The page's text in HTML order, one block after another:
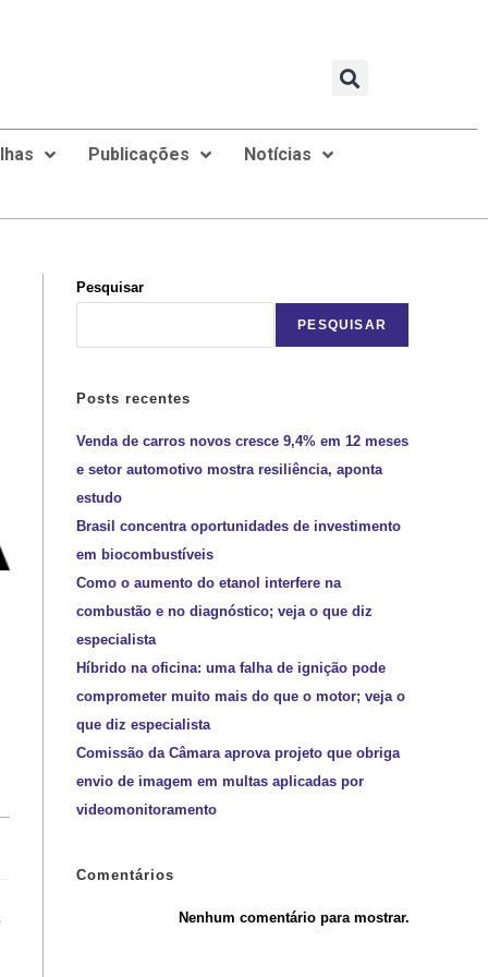
Publicações
Notícias
Pesquisar
PESQUISAR
Posts recentes
Venda de carros novos cresce 9,4% em 12 meses
e setor automotivo mostra resiliência, aponta
estudo
Brasil concentra oportunidades de investimento
em biocombustíveis
Como o aumento do etanol interfere na
combustão e no diagnóstico; veja o que diz
especialista
Híbrido na oficina: uma falha de ignição pode
comprometer muito mais do que o motor; veja o
que diz especialista
Comissão da Câmara aprova projeto que obriga
envio de imagem em multas aplicadas por
videomonitoramento
Comentários
Nenhum comentário para mostrar.